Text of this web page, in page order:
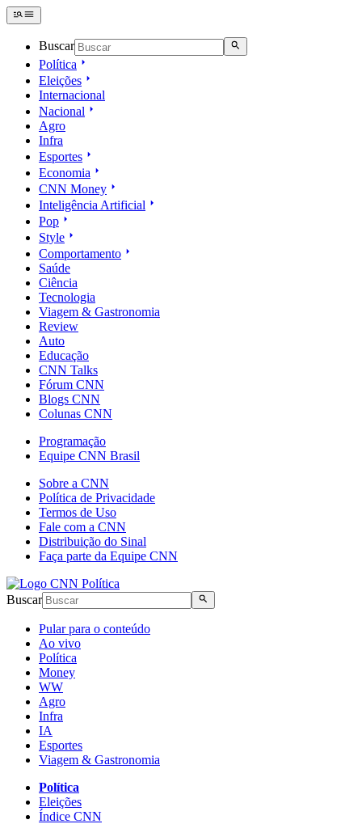
Buscar
Política
Eleições
Internacional
Nacional
Agro
Infra
Esportes
Economia
CNN Money
Inteligência Artificial
Pop
Style
Comportamento
Saúde
Ciência
Tecnologia
Viagem & Gastronomia
Review
Auto
Educação
CNN Talks
Fórum CNN
Blogs CNN
Colunas CNN
Programação
Equipe CNN Brasil
Sobre a CNN
Política de Privacidade
Termos de Uso
Fale com a CNN
Distribuição do Sinal
Faça parte da Equipe CNN
Buscar
Pular para o conteúdo
Ao vivo
Política
Money
WW
Agro
Infra
IA
Esportes
Viagem & Gastronomia
Política
Eleições
Índice CNN